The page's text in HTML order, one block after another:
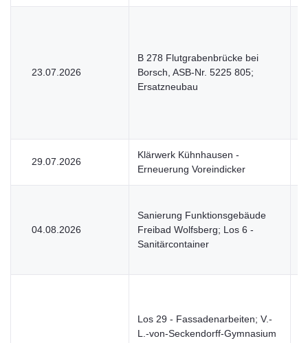
23.07.2026
B 278 Flutgrabenbrücke bei
Borsch, ASB-Nr. 5225 805;
Ersatzneubau
29.07.2026
Klärwerk Kühnhausen -
Erneuerung Voreindicker
04.08.2026
Sanierung Funktionsgebäude
Freibad Wolfsberg; Los 6 -
Sanitärcontainer
Los 29 - Fassadenarbeiten; V.-
L.-von-Seckendorff-Gymnasium